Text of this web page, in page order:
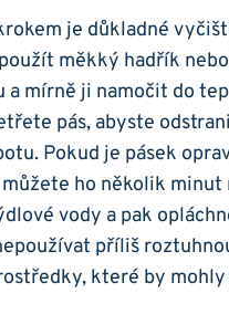
je⁣ důkladné
měkký hadřík
a​ mírně ji namočit do
​pás, abyste
Pokud je pásek
můžete ho několik ⁢minut
vody ⁣a pak
příliš
které by mohly